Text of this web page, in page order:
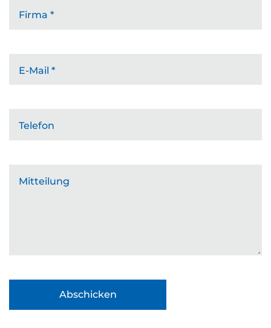
Firma *
E-Mail *
Telefon
Mitteilung